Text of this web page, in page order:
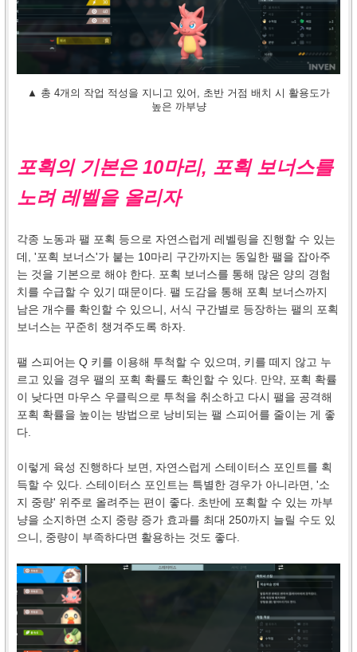
▲ 총 4개의 작업 적성을 지니고 있어, 초반 거점 배치 시 활용도가
높은 까부냥
포획의 기본은 10마리, 포획 보너스를
노려 레벨을 올리자
각종 노동과 팰 포획 등으로 자연스럽게 레벨링을 진행할 수 있는
데, '포획 보너스'가 붙는 10마리 구간까지는 동일한 팰을 잡아주
는 것을 기본으로 해야 한다. 포획 보너스를 통해 많은 양의 경험
치를 수급할 수 있기 때문이다. 팰 도감을 통해 포획 보너스까지
남은 개수를 확인할 수 있으니, 서식 구간별로 등장하는 팰의 포획
보너스는 꾸준히 챙겨주도록 하자.
팰 스피어는 Q 키를 이용해 투척할 수 있으며, 키를 떼지 않고 누
르고 있을 경우 팰의 포획 확률도 확인할 수 있다. 만약, 포획 확률
이 낮다면 마우스 우클릭으로 투척을 취소하고 다시 팰을 공격해
포획 확률을 높이는 방법으로 낭비되는 팰 스피어를 줄이는 게 좋
다.
이렇게 육성 진행하다 보면, 자연스럽게 스테이터스 포인트를 획
득할 수 있다. 스테이터스 포인트는 특별한 경우가 아니라면, '소
지 중량' 위주로 올려주는 편이 좋다. 초반에 포획할 수 있는 까부
냥을 소지하면 소지 중량 증가 효과를 최대 250까지 늘릴 수도 있
으니, 중량이 부족하다면 활용하는 것도 좋다.